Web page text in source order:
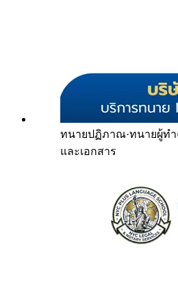
ทนายปฏิภาณ·ทนายผู้ท
และเอกสาร